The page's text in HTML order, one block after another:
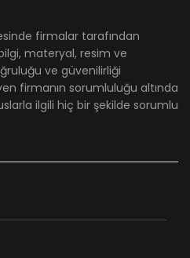
firmalar tarafından
materyal, resim ve
ve güvenilirliği
firmanın sorumluluğu altında
ilgili hiç bir şekilde sorumlu